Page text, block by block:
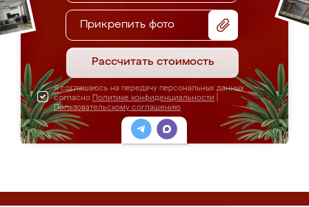
Прикрепить фото
Рассчитать стоимость
Я соглашаюсь на передачу персональных данных
согласно Политике конфиденциальности
Пользовательскому соглашению